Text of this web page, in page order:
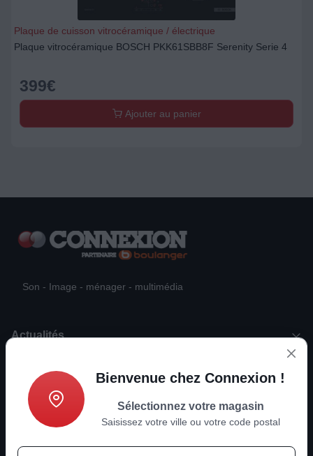
Plaque de cuisson vitrocéramique / électrique
Plaque vitrocéramique BOSCH PKK61SBB8F Serenity Serie 4
399€
Ajouter au panier
Son - Image - ménager - multimédia
Actualités
Informations
Nouvelles tendances ?
Rejoignez-nous
Bienvenue chez Connexion !
Sélectionnez votre magasin
Saisissez votre ville ou votre code postal